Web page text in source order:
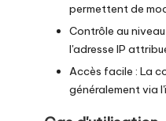
permettent de
Contrôle au
l'adresse IP
Accès facile : La
généralement via